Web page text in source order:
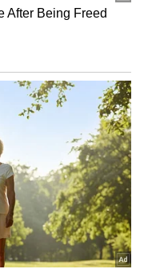
ತಿಳಿಸಿವೆ.